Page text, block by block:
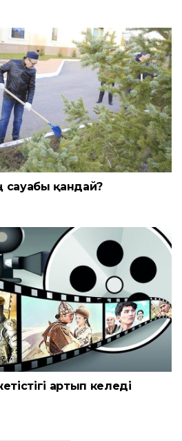
қандай?
артып келеді